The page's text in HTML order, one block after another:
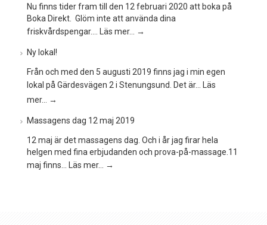
Nu finns tider fram till den 12 februari 2020 att boka på
Boka Direkt. Glöm inte att använda dina
friskvårdspengar.… Läs mer… →
Ny lokal!
Från och med den 5 augusti 2019 finns jag i min egen
lokal på Gärdesvägen 2 i Stenungsund. Det är… Läs
mer… →
Massagens dag 12 maj 2019
12 maj är det massagens dag. Och i år jag firar hela
helgen med fina erbjudanden och prova-på-massage.11
maj finns… Läs mer… →